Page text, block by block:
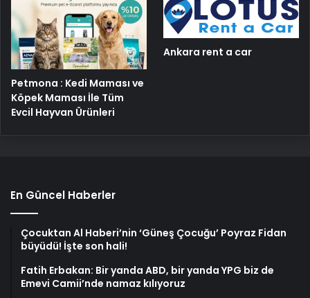
Petmona : Kedi Maması ve
Köpek Maması İle Tüm
Evcil Hayvan Ürünleri
Ankara rent a car
En Güncel Haberler
Çocuktan Al Haberi’nin ‘Güneş Çocuğu’ Poyraz Fidan
büyüdü! İşte son hali!
Fatih Erbakan: Bir yanda ABD, bir yanda YPG biz de
Emevi Camii’nde namaz kılıyoruz